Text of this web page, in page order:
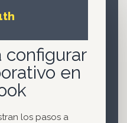
configurar
en
los pasos a